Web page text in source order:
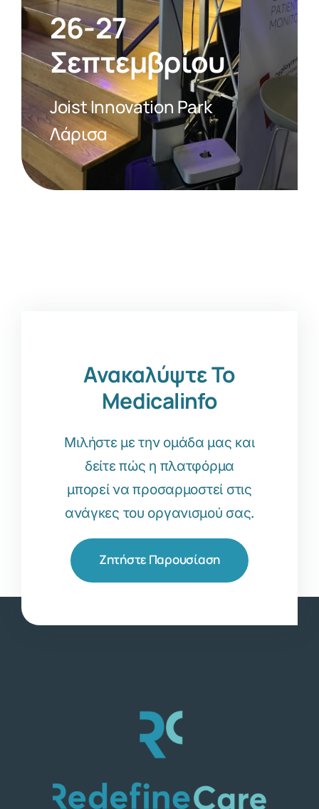
26-27
Σεπτεμβρίου
Joist Innovation Park
Λάρισα
Ανακαλύψτε Το
Medicalinfo
Μιλήστε με την ομάδα μας και
δείτε πώς η πλατφόρμα
μπορεί να προσαρμοστεί στις
ανάγκες του οργανισμού σας.
Ζητήστε Παρουσίαση